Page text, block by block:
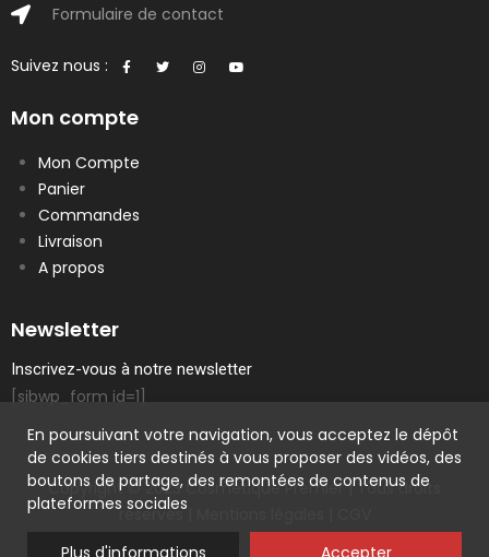
Formulaire de contact
Suivez nous :
Mon compte
Mon Compte
Panier
Commandes
Livraison
A propos
Newsletter
Inscrivez-vous à notre newsletter
[sibwp_form id=1]
Copyright © 2023 Cosmetique Premier | Tous droits
réservés |
En poursuivant votre navigation, vous acceptez le dépôt
de cookies tiers destinés à vous proposer des vidéos, des
boutons de partage, des remontées de contenus de
plateformes sociales
Plus d'informations Accepter